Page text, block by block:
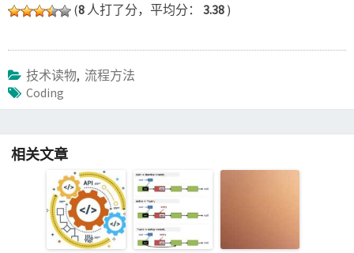
(8 人打了分，平均分： 3.38 )
技术读物, 流程方法
Coding
相关文章